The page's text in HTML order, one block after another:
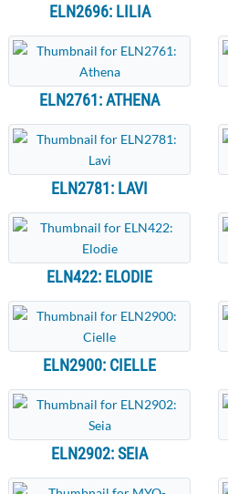
ELN2696: LILIA
ELN2761: ATHENA
ELN2781: LAVI
ELN422: ELODIE
ELN2900: CIELLE
ELN2902: SEIA